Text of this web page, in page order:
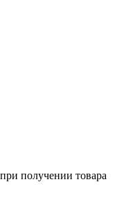
получении товара